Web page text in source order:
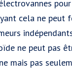
cela ne peut
ne peut pas
mais pas